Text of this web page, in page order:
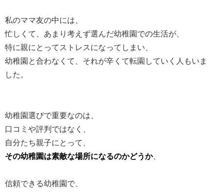
私のママ友の中には、
忙しくて、あまり考えず選んだ幼稚園での生活が、
特に親にとってストレスになってしまい、
幼稚園と合わなくて、それが辛くて転園していく人もいま
した。
幼稚園選びで重要なのは、
口コミや評判ではなく、
自分たち親子にとって、
その幼稚園は素敵な場所になるのかどうか、
信頼できる幼稚園で、